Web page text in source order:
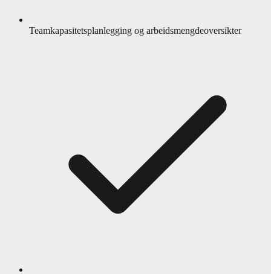
Teamkapasitetsplanlegging og arbeidsmengdeoversikter